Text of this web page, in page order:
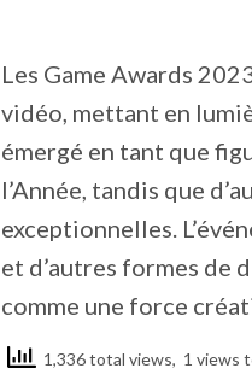
Les Game Awards
vidéo, mettant en
émergé en tant que
l’Année, tandis que
exceptionnelles.
et d’autres formes de
comme une force
1,336 total views, 1 views